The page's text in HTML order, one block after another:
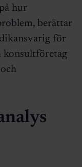
hur
berättar
för
konsultföretag